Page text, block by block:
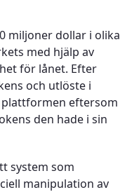
miljoner dollar i olika
med hjälp av
för lånet. Efter
och utlöste i
eftersom
den hade i sin
system som
manipulation av